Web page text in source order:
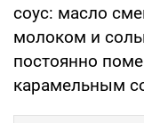
соус: масло
молоком и
постоянно
карамельным